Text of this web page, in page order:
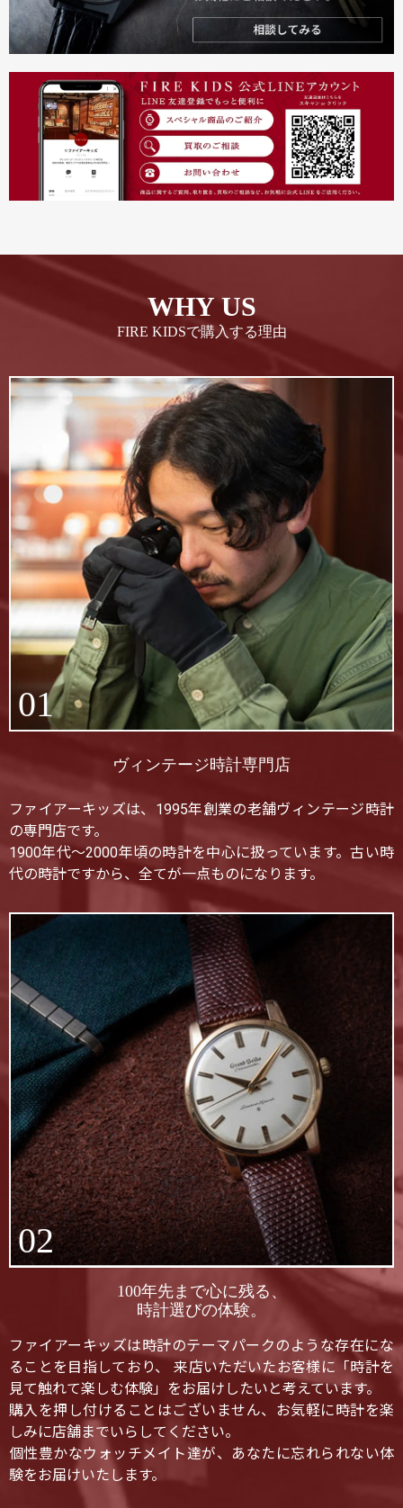
WHY US
FIRE KIDSで購入する理由
01
ヴィンテージ時計専門店
ファイアーキッズは、1995年創業の老舗ヴィンテージ時計
の専門店です。
1900年代〜2000年頃の時計を中心に扱っています。古い時
代の時計ですから、全てが一点ものになります。
02
100年先まで心に残る、
時計選びの体験。
ファイアーキッズは時計のテーマパークのような存在にな
ることを目指しており、 来店いただいたお客様に「時計を
見て触れて楽しむ体験」をお届けしたいと考えています。
購入を押し付けることはございません、お気軽に時計を楽
しみに店舗までいらしてください。
個性豊かなウォッチメイト達が、あなたに忘れられない体
験をお届けいたします。